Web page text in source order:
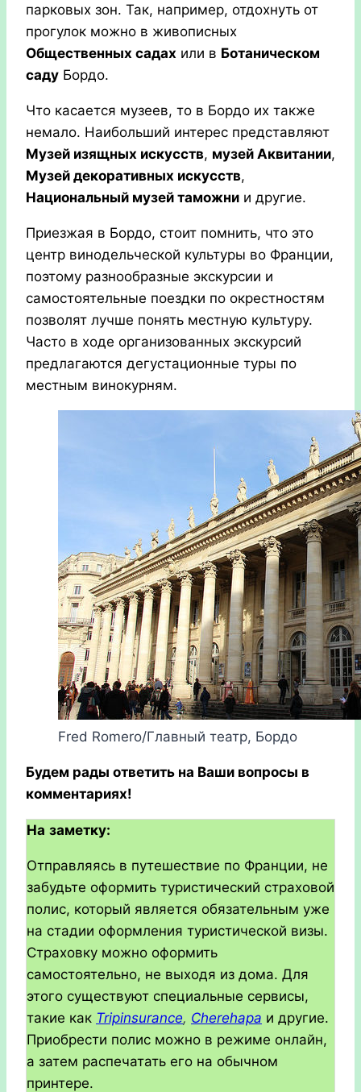
парковых зон. Так, например, отдохнуть от
прогулок можно в живописных
Общественных садах или в Ботаническом
саду Бордо.
Что касается музеев, то в Бордо их также
немало. Наибольший интерес представляют
Музей изящных искусств, музей Аквитании,
Музей декоративных искусств,
Национальный музей таможни и другие.
Приезжая в Бордо, стоит помнить, что это
центр винодельческой культуры во Франции,
поэтому разнообразные экскурсии и
самостоятельные поездки по окрестностям
позволят лучше понять местную культуру.
Часто в ходе организованных экскурсий
предлагаются дегустационные туры по
местным винокурням.
Fred Romero/Главный театр, Бордо
Будем рады ответить на Ваши вопросы в
комментариях!
На заметку:
Отправляясь в путешествие по Франции, не
забудьте оформить туристический страховой
полис, который является обязательным уже
на стадии оформления туристической визы.
Страховку можно оформить
самостоятельно, не выходя из дома. Для
этого существуют специальные сервисы,
такие как Tripinsurance, Cherehapa и другие.
Приобрести полис можно в режиме онлайн,
а затем распечатать его на обычном
принтере.